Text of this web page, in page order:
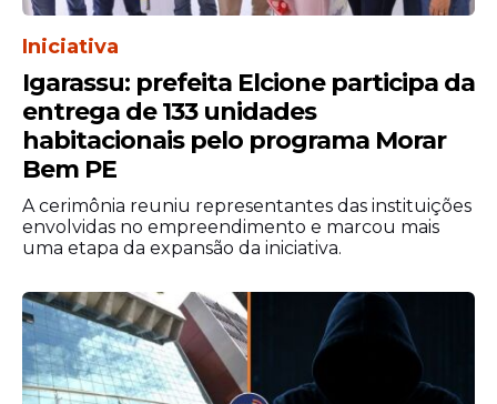
Iniciativa
Igarassu: prefeita Elcione participa da
entrega de 133 unidades
habitacionais pelo programa Morar
Bem PE
A cerimônia reuniu representantes das instituições
envolvidas no empreendimento e marcou mais
uma etapa da expansão da iniciativa.